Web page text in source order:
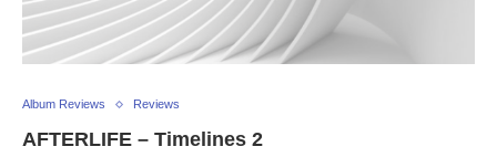
Album Reviews Reviews
AFTERLIFE – Timelines 2